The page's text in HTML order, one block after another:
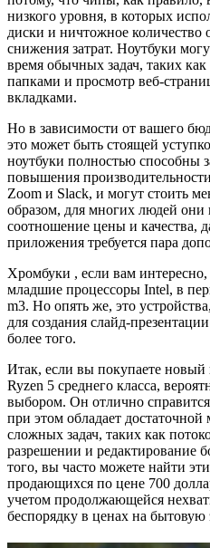
низкого уровня, в которых
диски и ничтожное количество
снижения затрат. Ноутбуки
время обычных задач, таких
папками и просмотр веб-
вкладками.
Но в зависимости от вашего
это может быть стоящей
ноутбуки полностью способны
повышения
Zoom и Slack, и могут стоить
образом, для многих людей они
соотношение цены и качества,
приложения требуется пара
Хромбуки , если вам
младшие процессоры Intel, в
m3. Но опять же, это
для создания слайд-
более того.
Итак, если вы покупаете новый
Ryzen 5 среднего класса,
выбором. Он отлично
при этом обладает
сложных задач, таких как
разрешении и редактирование
того, вы часто можете найти
продающихся по цене 700
учетом продолжающейся
беспорядку в ценах на бытовую